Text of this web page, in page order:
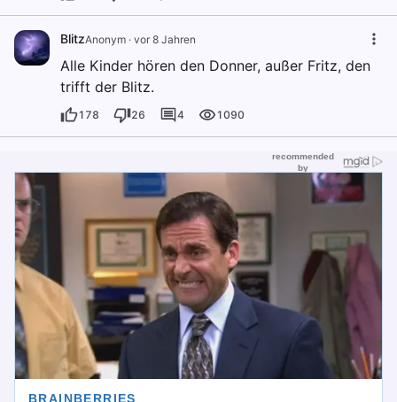
BlitzAnonym · vor 8 Jahren
Alle Kinder hören den Donner, außer Fritz, den
trifft der Blitz.
178 26 4 1090